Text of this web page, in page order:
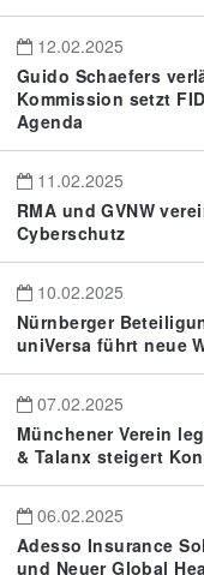
12.02.2025
Guido Schaefers
Kommission setzt
Agenda
11.02.2025
RMA und GVNW
Cyberschutz
10.02.2025
Nürnberger
uniVersa führt neue
07.02.2025
Münchener Verein
& Talanx steigert
06.02.2025
Adesso Insurance
und Neuer Global